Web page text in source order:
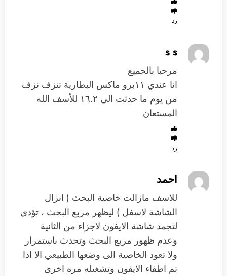
رد
s s
مرحبا بالجميع
انا عندي ١١برو ماكس البطارية تنزف نزف
من يوم ما حدثت الى ١٦.٢ للأسف الله
المستعان
رد
احمد
للاسف مازالت خاصية البحث ( انزال
الشاشة لاسفل ) ليظهر مربع البحث ، تؤدي
لتجمد شاشة الايفون لاجزاء من الثانية
وعدم ظهور مربع البحث وتحدث باستمرار
ولا تعود الخاصية الى وضعها الطبيعي الا اذا
تم اطفاء الايفون وتشغيله مره اخرى